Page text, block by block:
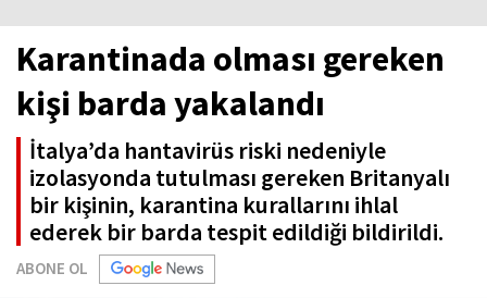
Karantinada olması gereken
kişi barda yakalandı
İtalya’da hantavirüs riski nedeniyle
izolasyonda tutulması gereken Britanyalı
bir kişinin, karantina kurallarını ihlal
ederek bir barda tespit edildiği bildirildi.
ABONE OL